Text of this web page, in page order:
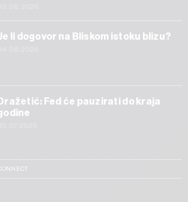
li dogovor na Bliskom istoku blizu?
Dražetić: Fed će pauzirati do kraja